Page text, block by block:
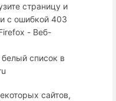
страницу и
с ошибкой 403
- Веб-
список в
сайтов,